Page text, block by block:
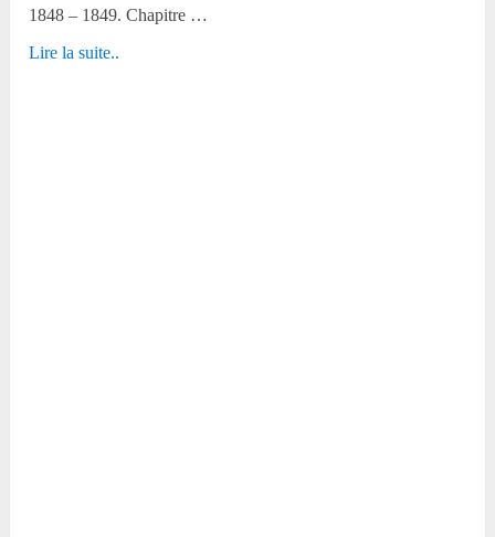
1848 – 1849. Chapitre …
Lire la suite..